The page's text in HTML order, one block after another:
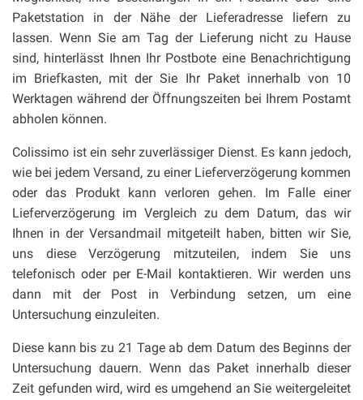
Paketstation in der Nähe der Lieferadresse liefern zu
lassen. Wenn Sie am Tag der Lieferung nicht zu Hause
sind, hinterlässt Ihnen Ihr Postbote eine Benachrichtigung
im Briefkasten, mit der Sie Ihr Paket innerhalb von 10
Werktagen während der Öffnungszeiten bei Ihrem Postamt
abholen können.
Colissimo ist ein sehr zuverlässiger Dienst. Es kann jedoch,
wie bei jedem Versand, zu einer Lieferverzögerung kommen
oder das Produkt kann verloren gehen. Im Falle einer
Lieferverzögerung im Vergleich zu dem Datum, das wir
Ihnen in der Versandmail mitgeteilt haben, bitten wir Sie,
uns diese Verzögerung mitzuteilen, indem Sie uns
telefonisch oder per E-Mail kontaktieren. Wir werden uns
dann mit der Post in Verbindung setzen, um eine
Untersuchung einzuleiten.
Diese kann bis zu 21 Tage ab dem Datum des Beginns der
Untersuchung dauern. Wenn das Paket innerhalb dieser
Zeit gefunden wird, wird es umgehend an Sie weitergeleitet